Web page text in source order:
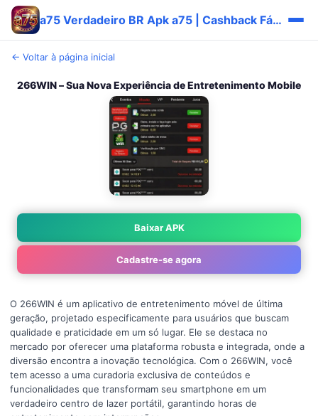
a75 Verdadeiro BR Apk a75 | Cashback Fácil ✅
← Voltar à página inicial
266WIN – Sua Nova Experiência de Entretenimento Mobile
Baixar APK
Cadastre-se agora
O 266WIN é um aplicativo de entretenimento móvel de última
geração, projetado especificamente para usuários que buscam
qualidade e praticidade em um só lugar. Ele se destaca no
mercado por oferecer uma plataforma robusta e integrada, onde a
diversão encontra a inovação tecnológica. Com o 266WIN, você
tem acesso a uma curadoria exclusiva de conteúdos e
funcionalidades que transformam seu smartphone em um
verdadeiro centro de lazer portátil, garantindo horas de